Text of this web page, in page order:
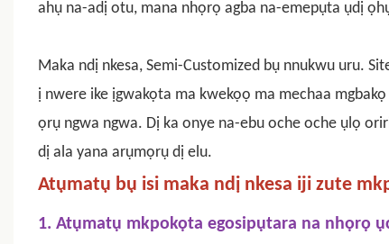
ahụ na-adị otu, mana nhọrọ agba na-emepụta ụdị
Maka ndị nkesa, Semi-Customized bụ nnukwu uru.
ị nwere ike ịgwakọta ma kwekọọ ma mechaa
ọrụ ngwa ngwa. Dị ka onye na-ebu oche oche ụlọ
dị ala yana arụmọrụ dị elu.
Atụmatụ bụ isi maka ndị nkesa iji zute
1. Atụmatụ mkpokọta egosipụtara na nhọrọ